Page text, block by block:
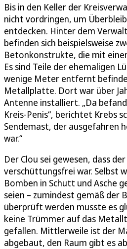
Bis in den Keller der
nicht vordringen, um
entdecken. Hinter dem
befinden sich beispielsweise
Betonkonstrukte, die mit
Es sind Teile der ehemaligen
wenige Meter entfernt
Metallplatte. Dort war über
Antenne installiert. „Da
Kreis-Penis“, berichtet Krebs
Sendemast, der ausgefahren
war.“
Der Clou sei gewesen, dass
verschüttungsfrei war. Selbst
Bomben in Schutt und Asche
seien – zumindest gemäß der
überprüft werden musste es
keine Trümmer auf das
gefallen. Mittlerweile ist der
abgebaut, den Raum gibt es